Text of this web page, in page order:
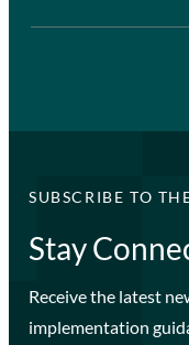
SUBSCRIBE TO
Stay
Receive the latest
implementation